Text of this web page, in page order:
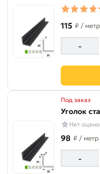
115 ₽ / метр
-
Под заказ
Уголок
Нет
98 ₽ / метр
-